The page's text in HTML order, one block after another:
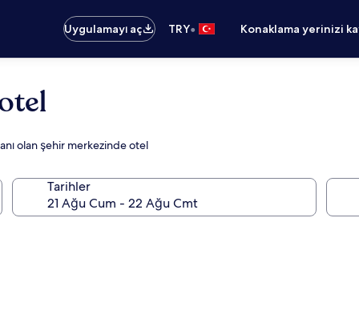
Uygulamayı aç
TRY• Konaklama yerinizi
olan şehir merkezinde otel
Tarihler